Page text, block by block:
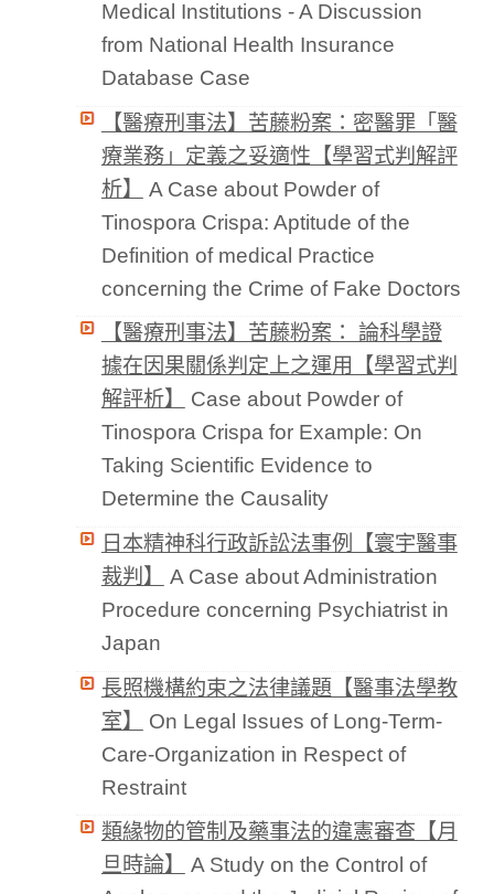
Medical Institutions - A Discussion
from National Health Insurance
Database Case
【醫療刑事法】苦藤粉案：密醫罪「醫
療業務」定義之妥適性【學習式判解評
析】
A Case about Powder of
Tinospora Crispa: Aptitude of the
Definition of medical Practice
concerning the Crime of Fake Doctors
【醫療刑事法】苦藤粉案： 論科學證
據在因果關係判定上之運用【學習式判
解評析】
Case about Powder of
Tinospora Crispa for Example: On
Taking Scientific Evidence to
Determine the Causality
日本精神科行政訴訟法事例【寰宇醫事
裁判】
A Case about Administration
Procedure concerning Psychiatrist in
Japan
長照機構約束之法律議題【醫事法學教
室】
On Legal Issues of Long-Term-
Care-Organization in Respect of
Restraint
類緣物的管制及藥事法的違憲審查【月
旦時論】
A Study on the Control of